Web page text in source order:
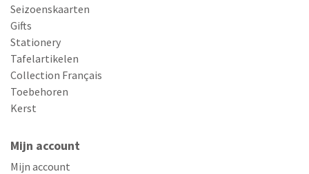
Seizoenskaarten
Gifts
Stationery
Tafelartikelen
Collection Français
Toebehoren
Kerst
Mijn account
Mijn account